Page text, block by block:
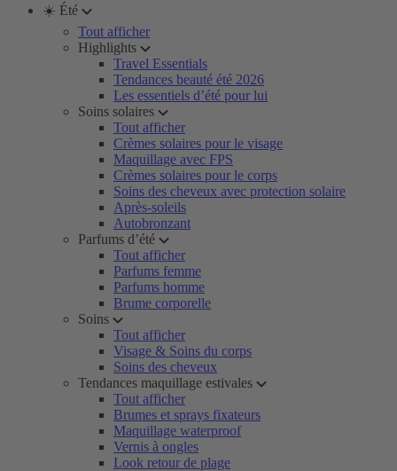
☀️ Été
Tout afficher
Highlights
Travel Essentials
Tendances beauté été 2026
Les essentiels d’été pour lui
Soins solaires
Tout afficher
Crèmes solaires pour le visage
Maquillage avec FPS
Crèmes solaires pour le corps
Soins des cheveux avec protection solaire
Après-soleils
Autobronzant
Parfums d’été
Tout afficher
Parfums femme
Parfums homme
Brume corporelle
Soins
Tout afficher
Visage & Soins du corps
Soins des cheveux
Tendances maquillage estivales
Tout afficher
Brumes et sprays fixateurs
Maquillage waterproof
Vernis à ongles
Look retour de plage